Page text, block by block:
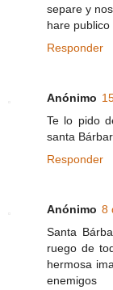
separe y
hare
Responder
Anónimo
Te lo pido
santa
Responder
Anónimo 8
Santa
ruego de
hermosa
enemigos